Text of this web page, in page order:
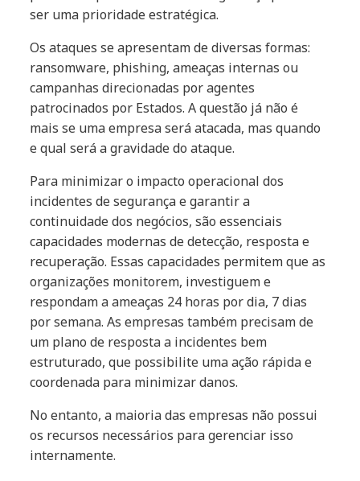
ser uma prioridade estratégica.
Os ataques se apresentam de diversas formas:
ransomware, phishing, ameaças internas ou
campanhas direcionadas por agentes
patrocinados por Estados. A questão já não é
mais se uma empresa será atacada, mas quando
e qual será a gravidade do ataque.
Para minimizar o impacto operacional dos
incidentes de segurança e garantir a
continuidade dos negócios, são essenciais
capacidades modernas de detecção, resposta e
recuperação. Essas capacidades permitem que as
organizações monitorem, investiguem e
respondam a ameaças 24 horas por dia, 7 dias
por semana. As empresas também precisam de
um plano de resposta a incidentes bem
estruturado, que possibilite uma ação rápida e
coordenada para minimizar danos.
No entanto, a maioria das empresas não possui
os recursos necessários para gerenciar isso
internamente.